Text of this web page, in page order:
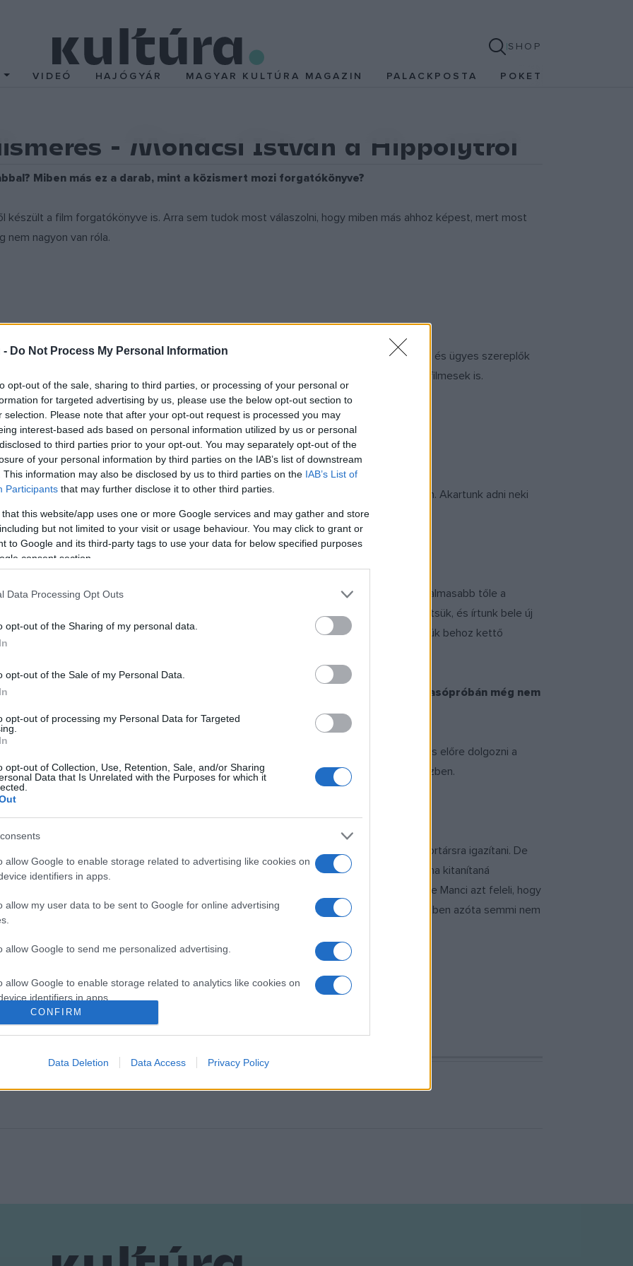
- Do Not Process My Personal Information
opt-out of the sale, sharing to third parties, or processing of your personal or
for targeted advertising by us, please use the below opt-out section to
selection. Please note that after your opt-out request is processed you may
interest-based ads based on personal information utilized by us or personal
to third parties prior to your opt-out. You may separately opt-out of the
of your personal information by third parties on the IAB’s list of downstream
This information may also be disclosed by us to third parties on the IAB’s List of
Participants that may further disclose it to other third parties.
that this website/app uses one or more Google services and may gather and store
but not limited to your visit or usage behaviour. You may click to grant or
to Google and its third-party tags to use your data for below specified purposes
consent section.
Data Processing Opt Outs
opt-out of the Sharing of my personal data.
opt-out of the Sale of my Personal Data.
opt-out of processing my Personal Data for Targeted
opt-out of Collection, Use, Retention, Sale, and/or Sharing
Data that Is Unrelated with the Purposes for which it
allow Google to enable storage related to advertising like cookies on
identifiers in apps.
allow my user data to be sent to Google for online advertising
allow Google to send me personalized advertising.
allow Google to enable storage related to analytics like cookies on
identifiers in apps.
allow Google to enable storage related to functionality of the website
allow Google to enable storage related to personalization.
CONFIRM
Data Deletion Data Access Privacy Policy
SHOP
VIDEÓ HAJÓGYÁR MAGYAR KULTÚRA MAGAZIN PALACKPOSTA POKET
- Mohácsi István a Hippolytról
Miben más ez a darab, mint a közismert mozi forgatókönyve?
készült a film forgatókönyve is. Arra sem tudok most válaszolni, hogy miben más ahhoz képest, mert most
nagyon van róla.
itt-ott kissé avíttnak érzem ugyan, de nagyon meglepődtem rajta, hogy milyen kedves és ügyes szereplők
Alaposan felépített karakterek vannak benne. Gondolom, ezért csaptak le rá a filmesek is.
mellé jár az ezüst kiskanál". Miért?
hanem szerzőtársam és munkatársam, Róbert Gábor, akivel együtt dolgozunk a darabon. Akartunk adni neki
szál fut egy darabban, lehetőleg több, mint általában. Ez a nézőknek is jobb, hiszen izgalmasabb tőle a
tettünk bele néhány cselekményszálat, főleg azért, hogy a végét kicsit megerősítsük, és írtunk bele új
amik úgy vannak továbbszőve, hogy a szerző kiküldi az épp szereplőket, és helyettük behoz kettő
a nyelven is.
Jánossal, hogy a szövegkönyv a próbafolyamat alatt jön létre, így az olvasópróbán még nem
dolgoztok előre?
szoktunk csinálni, sok idő kell, ám most rövid lesz a próbaidőszak. Ráadásul volt időnk is előre dolgozni a
lényegében, mert a végét nem érdemes összerakni, az úgyis változik a szövegírás közben.
ez a történet, de menet közben kiderült, annyira nem mai, hogy nem lehet kortársra igazítani. De
hívják, aki lecsap az egyik szereplőre és azt mondja ez a Manci, hogy szeretné, ha kitanítaná
egy kis boltot vagy egy trafikot. Biztos, hogy nem kapsz trafikot ? mondja férfi, mire Manci azt feleli, hogy
rendelkezők kaphatnak trafikot. Mulatságos a felismerés, hogy e tekintetben azóta semmi nem